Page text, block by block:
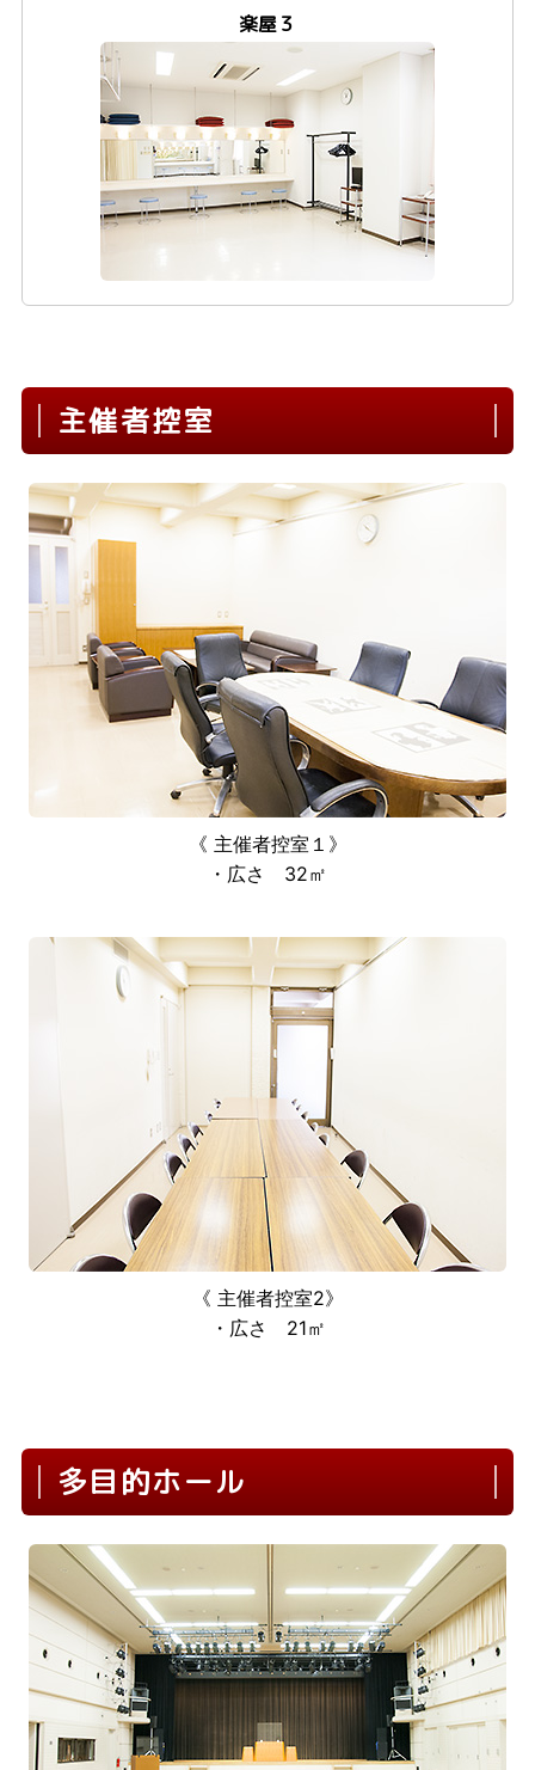
楽屋３
主催者控室
《 主催者控室１》
・広さ 32㎡
《 主催者控室2》
・広さ 21㎡
多目的ホール